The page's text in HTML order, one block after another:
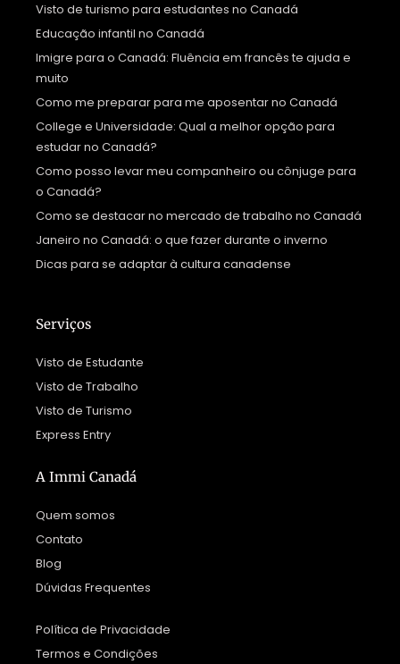
Visto de turismo para estudantes no Canadá
Educação infantil no Canadá
Imigre para o Canadá: Fluência em francês te ajuda e
muito
Como me preparar para me aposentar no Canadá
College e Universidade: Qual a melhor opção para
estudar no Canadá?
Como posso levar meu companheiro ou cônjuge para
o Canadá?
Como se destacar no mercado de trabalho no Canadá
Janeiro no Canadá: o que fazer durante o inverno
Dicas para se adaptar à cultura canadense
Serviços
Visto de Estudante
Visto de Trabalho
Visto de Turismo
Express Entry
A Immi Canadá
Quem somos
Contato
Blog
Dúvidas Frequentes
Política de Privacidade
Termos e Condições